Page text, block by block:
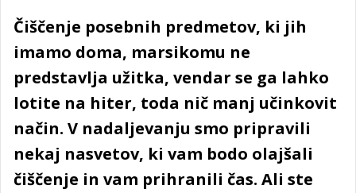
Čiščenje posebnih predmetov, ki jih
imamo doma, marsikomu ne
predstavlja užitka, vendar se ga lahko
lotite na hiter, toda nič manj učinkovit
način. V nadaljevanju smo pripravili
nekaj nasvetov, ki vam bodo olajšali
čiščenje in vam prihranili čas. Ali ste